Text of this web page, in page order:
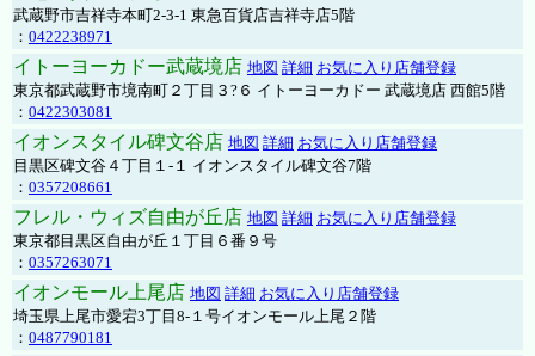
武蔵野市吉祥寺本町2-3-1 東急百貨店吉祥寺店5階
： 0422238971
イトーヨーカドー武蔵境店 地図 詳細 お気に入り店舗登録
東京都武蔵野市境南町２丁目３?６ イトーヨーカドー 武蔵境店 西館5階
： 0422303081
イオンスタイル碑文谷店 地図 詳細 お気に入り店舗登録
目黒区碑文谷４丁目１-１ イオンスタイル碑文谷7階
： 0357208661
フレル・ウィズ自由が丘店 地図 詳細 お気に入り店舗登録
東京都目黒区自由が丘１丁目６番９号
： 0357263071
イオンモール上尾店 地図 詳細 お気に入り店舗登録
埼玉県上尾市愛宕3丁目8-１号イオンモール上尾２階
： 0487790181